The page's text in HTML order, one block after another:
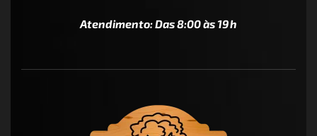
Atendimento: Das 8:00 às 19h